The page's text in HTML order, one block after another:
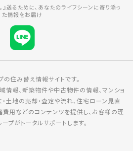
』送るために、あなたのライフシーンに寄り添っ
た情報をお届け
の住み替え情報サイトです。
報、新築物件や中古物件の情報、マンショ
・土地の売却・査定や流れ、住宅ローン見直
用などのコンテンツを提供し、お客様の理
プがトータルサポートします。